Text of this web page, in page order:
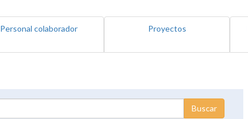
Personal colaborador Proyectos